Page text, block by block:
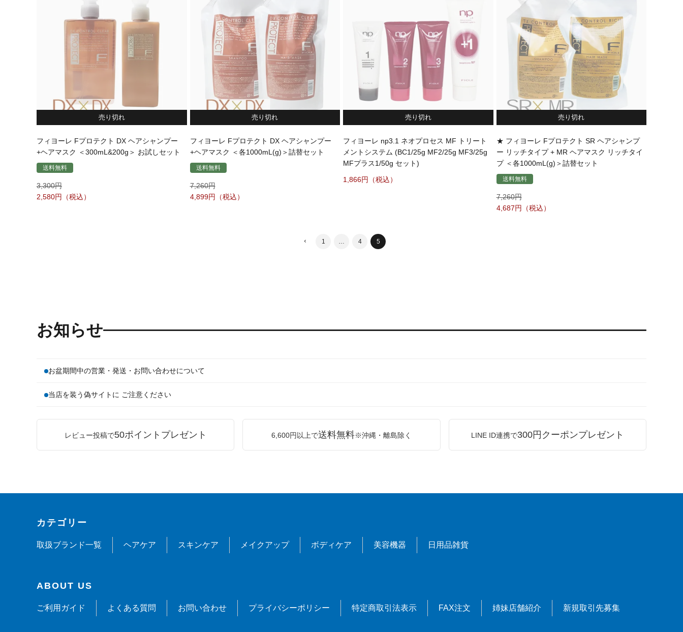
売り切れ
フィヨーレ Fプロテクト DX ヘアシャンプー
+ヘアマスク ＜300mL&200g＞ お試しセット
送料無料
3,300
2,580
売り切れ
フィヨーレ Fプロテクト DX ヘアシャンプー
+ヘアマスク ＜各1000mL(g)＞詰替セット
送料無料
7,260
4,899
売り切れ
フィヨーレ np3.1 ネオプロセス MF トリート
メントシステム (BC1/25g MF2/25g MF3/25g
MFプラス1/50g セット)
1,866
売り切れ
★ フィヨーレ Fプロテクト SR ヘアシャンプ
ー リッチタイプ + MR ヘアマスク リッチタイ
プ ＜各1000mL(g)＞詰替セット
送料無料
7,260
4,687
1 4 5
お知らせ
お盆期間中の営業・発送・お問い合わせについて
当店を装う偽サイトに ご注意ください
レビュー投稿で50ポイントプレゼント 6,600円以上で送料無料※沖縄・離島除く LINE ID連携で300円クーポンプレゼント
カテゴリー
取扱ブランド一覧 ヘアケア スキンケア メイクアップ ボディケア 美容機器 日用品雑貨
ABOUT US
ご利用ガイド よくある質問 お問い合わせ プライバシーポリシー 特定商取引法表示 FAX注文 姉妹店舗紹介 新規取引先募集